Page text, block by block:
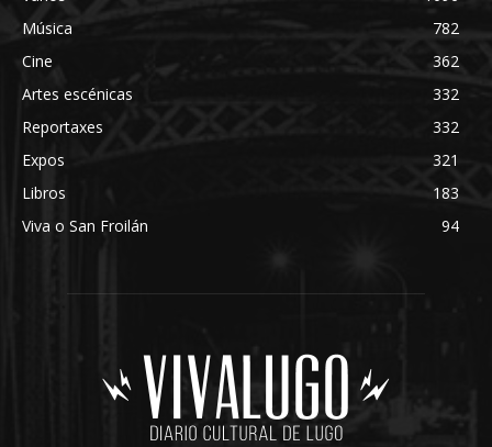
Música
782
Cine
362
Artes escénicas
332
Reportaxes
332
Expos
321
Libros
183
Viva o San Froilán
94